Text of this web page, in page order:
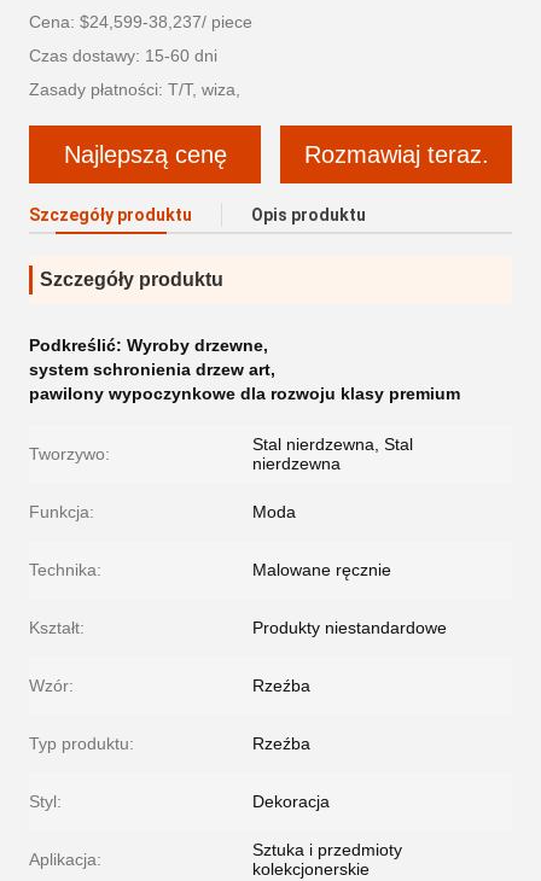
Cena: $24,599-38,237/ piece
Czas dostawy: 15-60 dni
Zasady płatności: T/T, wiza,
Najlepszą cenę Rozmawiaj teraz.
Szczegóły produktu Opis produktu
Szczegóły produktu
Podkreślić: Wyroby drzewne,
system schronienia drzew art,
pawilony wypoczynkowe dla rozwoju klasy premium
Tworzywo:
Stal nierdzewna, Stal
nierdzewna
Funkcja: Moda
Technika: Malowane ręcznie
Kształt: Produkty niestandardowe
Wzór: Rzeźba
Typ produktu: Rzeźba
Styl: Dekoracja
Aplikacja:
Sztuka i przedmioty
kolekcjonerskie